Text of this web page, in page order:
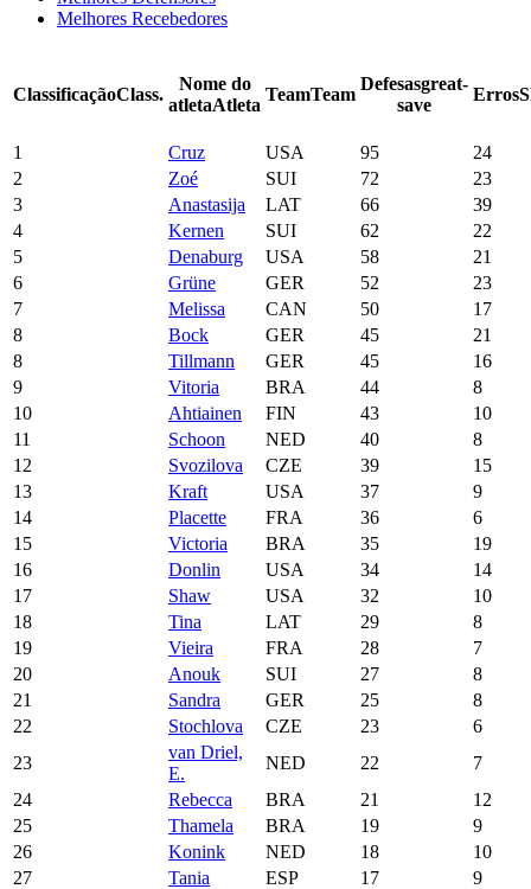
Melhores Recebedores
ClassificaçãoClass.
Nome do
atletaAtleta
TeamTeam
Defesasgreat-
save
Erros
1 Cruz USA 95
24
2
Zoé SUI 72
23
3
Anastasija LAT 66
39
4
Kernen SUI 62
22
5
Denaburg USA 58
21
6
Grüne GER 52
23
7
Melissa CAN 50
17
8
Bock GER 45
21
8
Tillmann GER 45
16
9
Vitoria BRA 44
8
10
Ahtiainen FIN 43
10
11
Schoon NED 40
8
12
Svozilova CZE 39
15
13
Kraft USA 37
9
14
Placette FRA 36
6
15
Victoria BRA 35
19
16
Donlin USA 34
14
17
Shaw USA 32
10
18
Tina LAT 29
8
19
Vieira FRA 28
7
20
Anouk SUI 27
8
21
Sandra GER 25
8
22
Stochlova CZE 23
6
23
van Driel,
E.
NED 22
7
24
Rebecca BRA 21
12
25
Thamela BRA 19
9
26
Konink NED 18
10
27
Tania ESP 17
9